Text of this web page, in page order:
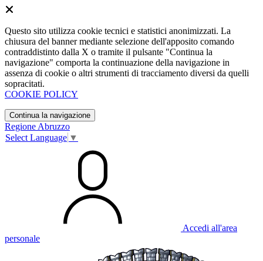
Questo sito utilizza cookie tecnici e statistici anonimizzati. La
chiusura del banner mediante selezione dell'apposito comando
contraddistinto dalla X o tramite il pulsante "Continua la
navigazione" comporta la continuazione della navigazione in
assenza di cookie o altri strumenti di tracciamento diversi da quelli
sopracitati.
COOKIE POLICY
Continua la navigazione
Regione Abruzzo
Select Language ▼
Accedi all'area
personale